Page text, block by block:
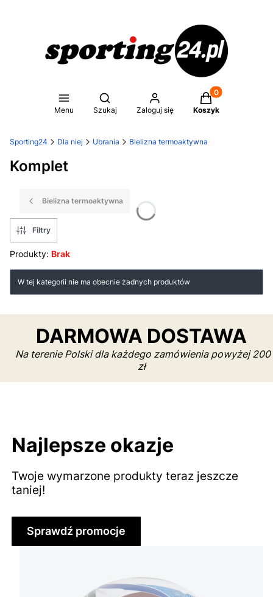
Menu
Otwórz wyszukiwarkę
Szukaj Zaloguj się
Produkty w
Koszyk
Sporting24 Dla niej Ubrania Bielizna termoaktywna
Komplet
Bielizna termoaktywna
Filtry
Produkty: Brak
Lista produktów
W tej kategorii nie ma obecnie żadnych produktów
DARMOWA DOSTAWA
Na terenie Polski dla każdego zamówienia powyżej 200
zł
Najlepsze okazje
Twoje wymarzone produkty teraz jeszcze
taniej!
Sprawdź promocje